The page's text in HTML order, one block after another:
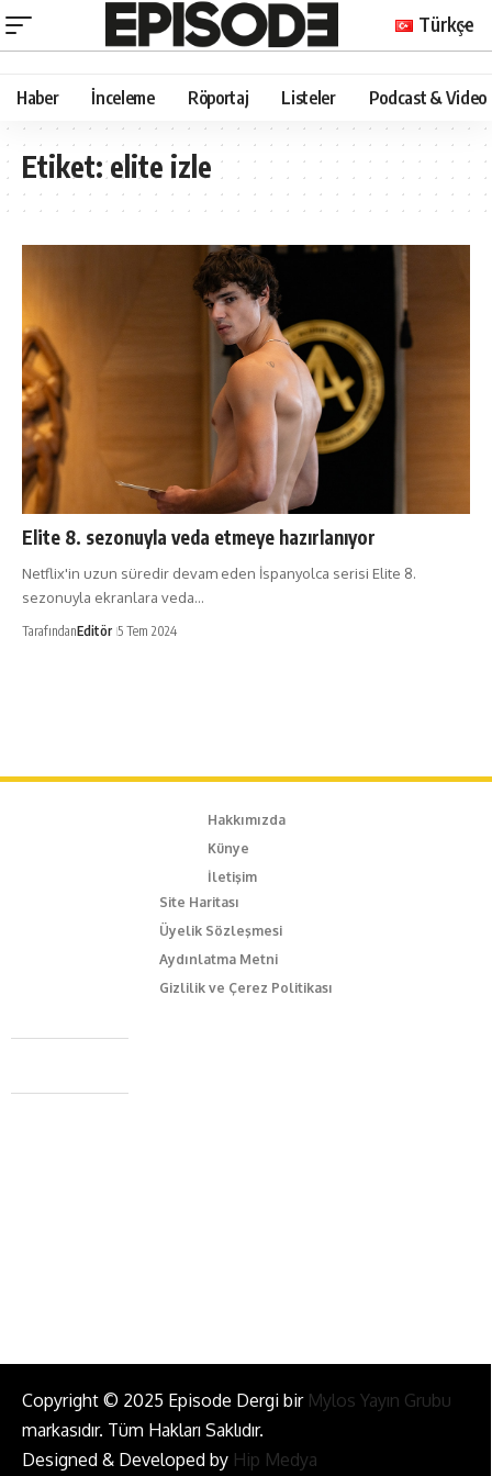
Türkçe
Haber İnceleme Röportaj Listeler Podcast & Video
Etiket:elite izle
Elite 8. sezonuyla veda etmeye hazırlanıyor
Netflix'in uzun süredir devam eden İspanyolca serisi Elite 8.
sezonuyla ekranlara veda…
TarafındanEditör 5 Tem 2024
Hakkımızda
Künye
İletişim
Site Haritası
Üyelik Sözleşmesi
Aydınlatma Metni
Gizlilik ve Çerez Politikası
Caferağa Mah. Dr. Şakir Paşa Sok. No3/A Kadıköy İstanbul
+90 543 345 46 00
Copyright © 2025 Episode Dergi bir Mylos Yayın Grubu
markasıdır. Tüm Hakları Saklıdır.
Designed & Developed by Hip Medya